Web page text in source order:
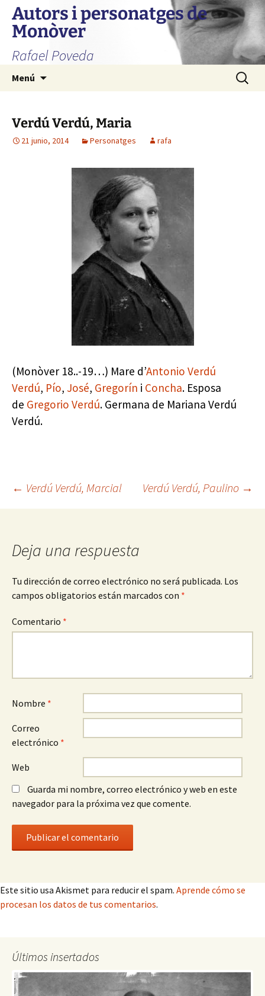
Autors i personatges de
Monòver
Rafael Poveda
Menú Buscar:
Verdú Verdú, Maria
21 junio, 2014 Personatges rafa
(Monòver 18..-19…) Mare d’Antonio Verdú
Verdú, Pío, José, Gregorín i Concha. Esposa
de Gregorio Verdú. Germana de Mariana Verdú
Verdú.
Navegación
entradas
← Verdú Verdú, Marcial Verdú Verdú, Paulino →
Deja una respuesta
Tu dirección de correo electrónico no será publicada. Los
campos obligatorios están marcados con *
Comentario *
Nombre *
Correo
electrónico *
Web
Guarda mi nombre, correo electrónico y web en este
navegador para la próxima vez que comente.
Este sitio usa Akismet para reducir el spam. Aprende cómo se
procesan los datos de tus comentarios.
Últimos insertados